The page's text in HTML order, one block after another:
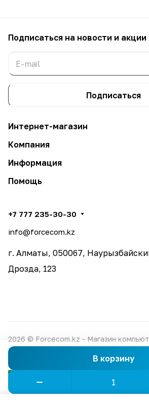
В корзину
Подписаться на новости и акции
Подписаться
Интернет-магазин
Компания
Информация
Помощь
+7 777 235-30-30
info@forcecom.kz
г. Алматы, 050067,
Дрозда, 123
2026 © Forcecom.kz - Магазин
техники